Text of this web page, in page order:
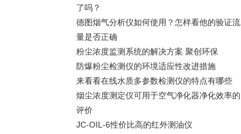
了吗？
德图烟气分析仪如何使用？怎样看他的验证流
量是否正确
粉尘浓度监测系统的解决方案 聚创环保
防爆粉尘检测仪的环境适应性改进措施
来看看在线水质多参数检测仪的特点有哪些
烟尘浓度测定仪可用于空气净化器净化效率的
评价
JC-OIL-6性价比高的红外测油仪